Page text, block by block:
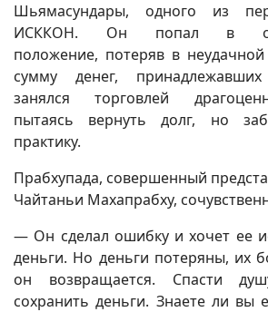
Шьямасундары, одного из
ИСККОН. Он попал в
положение, потеряв в
сумму денег,
занялся торговлей
пытаясь вернуть долг, но
практику.
Прабхупада, совершенный
Чайтаньи Махапрабху,
— Он сделал ошибку и хочет ее
деньги. Но деньги потеряны, их
он возвращается. Спасти
сохранить деньги. Знаете ли вы